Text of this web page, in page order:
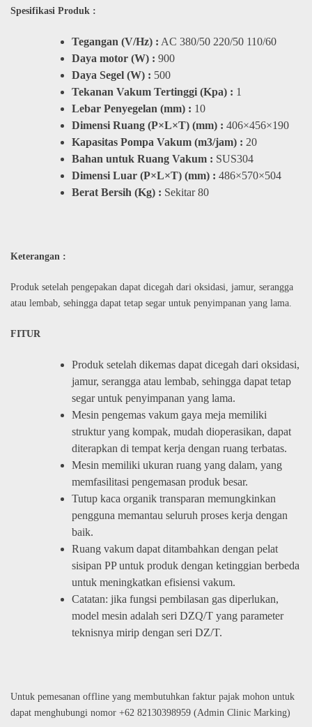
Spesifikasi Produk :
Tegangan (V/Hz) : AC 380/50 220/50 110/60
Daya motor (W) : 900
Daya Segel (W) : 500
Tekanan Vakum Tertinggi (Kpa) : 1
Lebar Penyegelan (mm) : 10
Dimensi Ruang (P×L×T) (mm) : 406×456×190
Kapasitas Pompa Vakum (m3/jam) : 20
Bahan untuk Ruang Vakum : SUS304
Dimensi Luar (P×L×T) (mm) : 486×570×504
Berat Bersih (Kg) : Sekitar 80
Keterangan :
Produk setelah pengepakan dapat dicegah dari oksidasi, jamur, serangga
atau lembab, sehingga dapat tetap segar untuk penyimpanan yang lama.
FITUR
Produk setelah dikemas dapat dicegah dari oksidasi,
jamur, serangga atau lembab, sehingga dapat tetap
segar untuk penyimpanan yang lama.
Mesin pengemas vakum gaya meja memiliki
struktur yang kompak, mudah dioperasikan, dapat
diterapkan di tempat kerja dengan ruang terbatas.
Mesin memiliki ukuran ruang yang dalam, yang
memfasilitasi pengemasan produk besar.
Tutup kaca organik transparan memungkinkan
pengguna memantau seluruh proses kerja dengan
baik.
Ruang vakum dapat ditambahkan dengan pelat
sisipan PP untuk produk dengan ketinggian berbeda
untuk meningkatkan efisiensi vakum.
Catatan: jika fungsi pembilasan gas diperlukan,
model mesin adalah seri DZQ/T yang parameter
teknisnya mirip dengan seri DZ/T.
Untuk pemesanan offline yang membutuhkan faktur pajak mohon untuk
dapat menghubungi nomor +62 82130398959 (Admin Clinic Marking)